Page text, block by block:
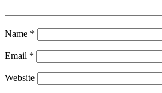
Name *
Email *
Website